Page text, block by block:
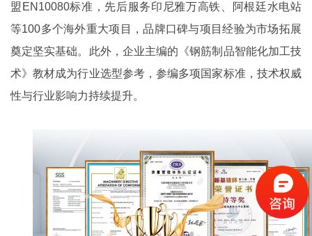
盟EN10080标准，先后服务印尼雅万高铁、阿根廷水电站
等100多个海外重大项目，品牌口碑与项目经验为市场拓展
奠定坚实基础。此外，企业主编的《钢筋制品智能化加工技
术》教材成为行业选型参考，参编多项国家标准，技术权威
性与行业影响力持续提升。